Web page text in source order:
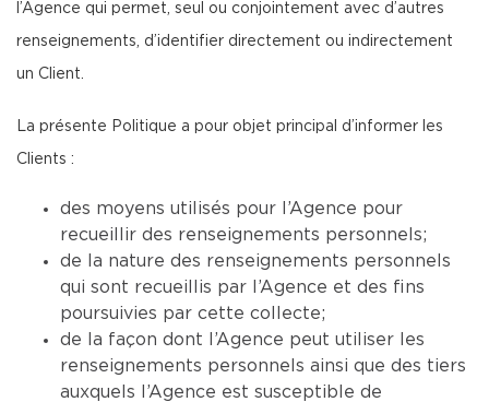
l’Agence qui permet, seul ou conjointement avec d’autres
renseignements, d’identifier directement ou indirectement
un Client.
La présente Politique a pour objet principal d’informer les
Clients :
des moyens utilisés pour l’Agence pour
recueillir des renseignements personnels;
de la nature des renseignements personnels
qui sont recueillis par l’Agence et des fins
poursuivies par cette collecte;
de la façon dont l’Agence peut utiliser les
renseignements personnels ainsi que des tiers
auxquels l’Agence est susceptible de